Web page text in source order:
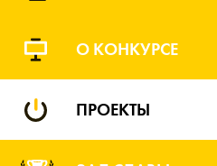
О КОНКУРСЕ
ПРОЕКТЫ